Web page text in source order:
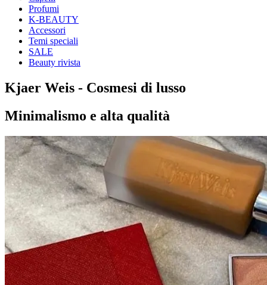
Profumi
K-BEAUTY
Accessori
Temi speciali
SALE
Beauty rivista
Kjaer Weis - Cosmesi di lusso
Minimalismo e alta qualità